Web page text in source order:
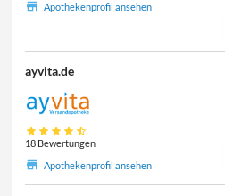
Apothekenprofil ansehen
ayvita.de
18 Bewertungen
Apothekenprofil ansehen